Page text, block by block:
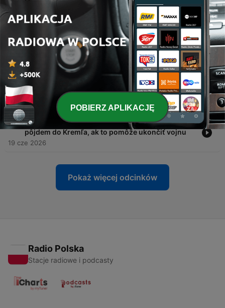
92
Roth Neveďalová v Európa od A po Z: Veľmi sme
podcenili Čínu
09 lip 2026
91 - Európa od A po Z: Aké budú priority nového
rozpočtu EÚ?
08 lip 2026
- Wiezik v Európa od A po Z k rozširovaniu EÚ: Musí
to byť spravodlivý proces bez skratiek
23 cze 2026
89 - Ondruš v Európa od A po Z: Ja aj kolenačky
pôjdem do Kremľa, ak to pomôže ukončiť vojnu
19 cze 2026
Pokaż więcej odcinków
Radio Polska
Stacje radiowe i podcasty
POBIERZ APLIKACJĘ